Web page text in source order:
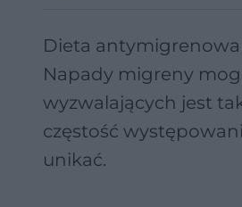
Dieta
Napady migreny
wyzwalających jest
częstość
unikać.